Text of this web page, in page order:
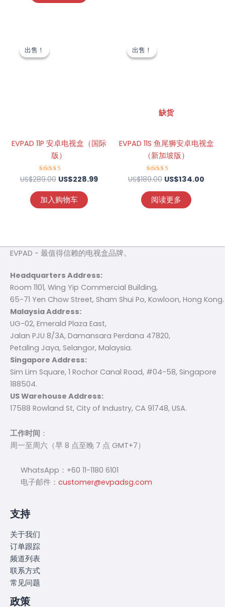
出售！
出售！
EVPAD 11P 安卓电视盒（国际
版）
评分
4.69
&sol; 5
US$289.00 US$228.99
加入购物车
出售！
缺货
出售！
EVPAD 11S 鱼尾狮安卓电视盒
（新加坡版）
评分
4.75
&sol; 5
US$189.00 US$134.00
阅读更多
EVPAD - 最值得信赖的电视盒品牌。
Headquarters Address:
Room 1101, Wing Yip Commercial Building,
65-71 Yen Chow Street, Sham Shui Po, Kowloon, Hong Kong.
Malaysia Address:
UG-02, Emerald Plaza East,
Jalan PJU 8/3A, Damansara Perdana 47820,
Petaling Jaya, Selangor, Malaysia.
Singapore Address:
Sim Lim Square, 1 Rochor Canal Road, #04-58, Singapore
188504.
US Warehouse Address:
17588 Rowland St, City of Industry, CA 91748, USA.
工作时间 ：
周一至周六（早 8 点至晚 7 点 GMT+7）
WhatsApp：+60 11-1180 6101
电子邮件： customer@evpadsg.com
支持
关于我们
订单跟踪
频道列表
联系方式
常见问题
政策